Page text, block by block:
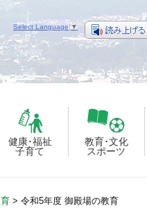
健康･福祉
子育て
教育･文化
スポーツ
Select Language ▼
> 令和5年度 御殿場の教育